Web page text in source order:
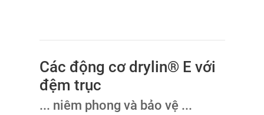
Các động cơ drylin® E với
đệm trục
... niêm phong và bảo vệ ...